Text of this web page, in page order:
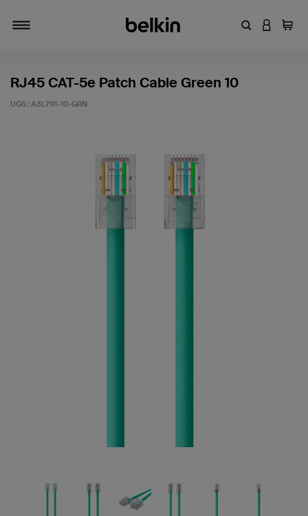
Entrez un
RJ45 CAT-5e Patch Cable Green 10
UGS : A3L791-10-GRN